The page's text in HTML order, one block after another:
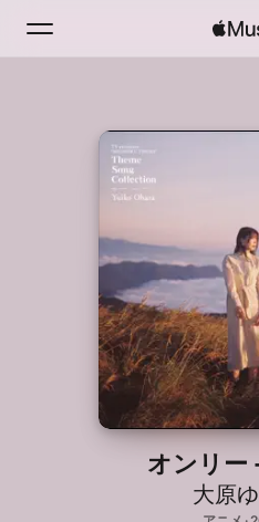
新着おすすめ
ラジオ
Apple Musicを
オンリー
大原